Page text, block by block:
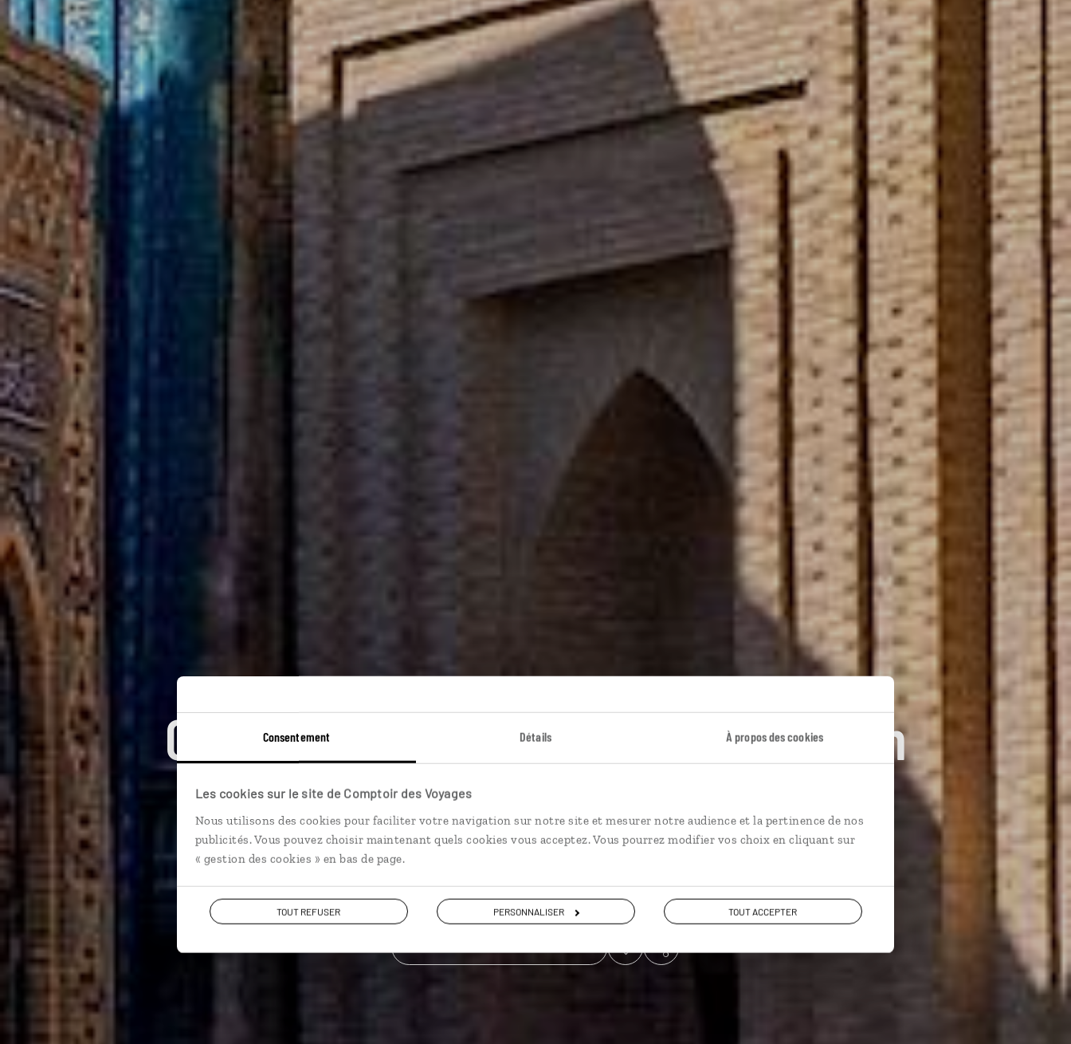
Consentement Détails À propos des cookies
Les cookies sur le site de Comptoir des Voyages
Nous utilisons des cookies pour faciliter votre navigation sur notre site et mesurer notre audience et la pertinence de nos
publicités. Vous pouvez choisir maintenant quels cookies vous acceptez. Vous pourrez modifier vos choix en cliquant sur
« gestion des cookies » en bas de page.
TOUT REFUSER PERSONNALISER TOUT ACCEPTER
Ouzbékistan, sur les pas de Tamerlan
Circuit en Ouzbékistan : Khiva, Boukhara, Samarcande, Tashkent.
Grands sites
Voir les 39 avis sur les voyages en Ouzbekistan